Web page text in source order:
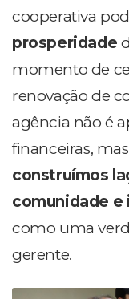
cooperativa
prosperidade
momento de
renovação de
agência não é
financeiras,
construímos
comunidade
como uma
gerente.